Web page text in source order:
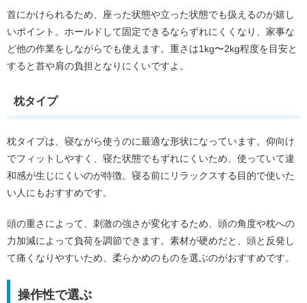
首にかけられるため、座った状態や立った状態でも扱えるのが嬉し
いポイント。ホールドして固定できるならずれにくくなり、家事な
ど他の作業をしながらでも使えます。重さは1kg〜2kg程度を目安と
すると首や肩の負担となりにくいですよ。
枕タイプ
枕タイプは、寝ながら使うのに最適な形状になっています。仰向け
でフィットしやすく、寝た状態でもずれにくいため、使っていて違
和感が生じにくいのが特徴。寝る前にリラックスする目的で使いた
い人にもおすすめです。
頭の重さによって、刺激の強さが変化するため、頭の角度や枕への
力加減によって負荷を調節できます。素材が硬めだと、頭と反発し
て痛くなりやすいため、柔らかめのものを選ぶのがおすすめです。
操作性で選ぶ